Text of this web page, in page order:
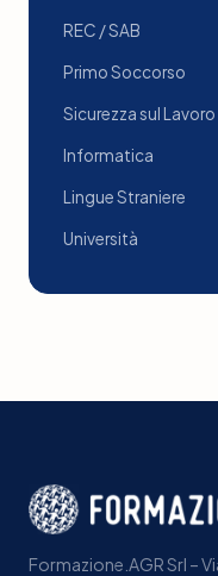
REC / SAB
Primo Soccorso
Sicurezza sul Lavoro
Informatica
Lingue Straniere
Università
Formazione.AGR Srl –